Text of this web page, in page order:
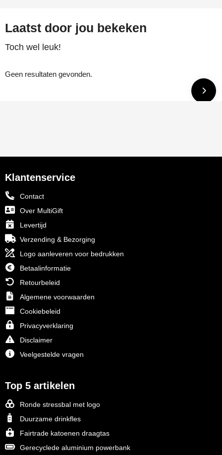
Laatst door jou bekeken
Toch wel leuk!
Geen resultaten gevonden.
Klantenservice
Contact
Over MultiGift
Levertijd
Verzending & Bezorging
Logo aanleveren voor bedrukken
Betaalinformatie
Retourbeleid
Algemene voorwaarden
Cookiebeleid
Privacyverklaring
Disclaimer
Veelgestelde vragen
Top 5 artikelen
Ronde stressbal met logo
Duurzame drinkfles
Fairtrade katoenen draagtas
Gerecyclede aluminium powerbank